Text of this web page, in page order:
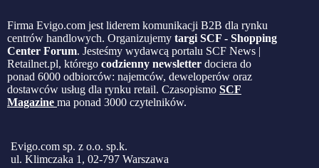
Firma Evigo.com jest liderem komunikacji B2B dla rynku
centrów handlowych. Organizujemy targi SCF - Shopping
Center Forum. Jesteśmy wydawcą portalu SCF News |
Retailnet.pl, którego codzienny newsletter dociera do
ponad 6000 odbiorców: najemców, deweloperów oraz
dostawców usług dla rynku retail. Czasopismo SCF
Magazine ma ponad 3000 czytelników.
Evigo.com sp. z o.o. sp.k.
ul. Klimczaka 1, 02-797 Warszawa